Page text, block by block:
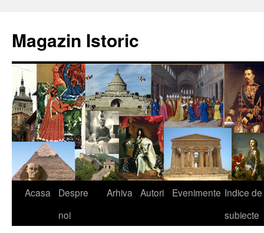
conținut
Magazin Istoric
Acasa
Despre
noi
Arhiva Autori Evenimente Indice de
subiecte